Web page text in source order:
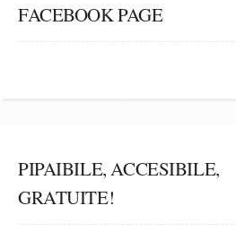
FACEBOOK PAGE
PIPAIBILE, ACCESIBILE,
GRATUITE!